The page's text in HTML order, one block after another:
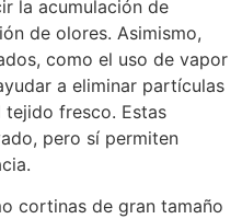
la acumulación de
de olores. Asimismo,
como el uso de vapor
a eliminar partículas
tejido fresco. Estas
pero sí permiten
cortinas de gran tamaño